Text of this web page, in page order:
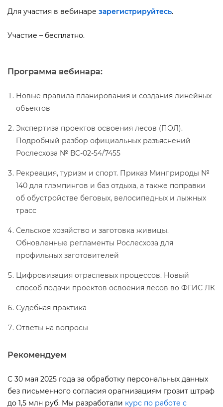
Для участия в вебинаре зарегистрируйтесь.
Участие – бесплатно.
Программа вебинара:
Новые правила планирования и создания линейных
объекто
Экспертиза проектов освоения лесов (ПОЛ).
Подробный разбор официальных разъяснений
Рослесхоза № ВС-02-54/7455
Рекреация, туризм и спорт. Приказ Минприроды №
140 для глэмпингов и баз отдыха, а также поправки
об обустройстве беговых, велосипедных и лыжных
трасс
Сельское хозяйство и заготовка живицы.
Обновленные регламенты Рослесхоза для
профильных заготовителей
Цифровизация отраслевых процессов. Новый
способ подачи проектов освоения лесов во ФГИС ЛК
Судебная практика
Ответы на вопросы
Рекомендуем
С 30 мая 2025 года за обработку персональных данных
ез письменного согласия орагнизациям грозит штраф
до 1,5 млн руб. Мы разработали курс по работе с